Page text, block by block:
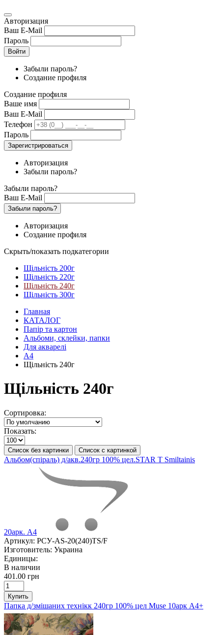
Авторизация
Ваш E-Mail
Пароль
Войти
Забыли пароль?
Создание профиля
Создание профиля
Ваше имя
Ваш E-Mail
Телефон
Пароль
Зарегистрироваться
Авторизация
Забыли пароль?
Забыли пароль?
Ваш E-Mail
Забыли пароль?
Авторизация
Создание профиля
Скрыть/показать подкатегории
Щільність 200г
Щільність 220г
Щільність 240г
Щільність 300г
Главная
КАТАЛОГ
Папір та картон
Альбоми, склейки, папки
Для акварелі
А4
Щільність 240г
Щільність 240г
Сортировка:
Показать:
Список без картинки Список с картинкой
Альбом(спіраль) д/акв.240гр 100% цел.STAR T Smiltainis
20арк. А4
Артикул: РСУ-AS-20(240)TS/F
Изготовитель: Украина
Единицы:
В наличии
401.00 грн
Купить
Папка д/змішаних технікк 240гр 100% цел Muse 10арк А4+